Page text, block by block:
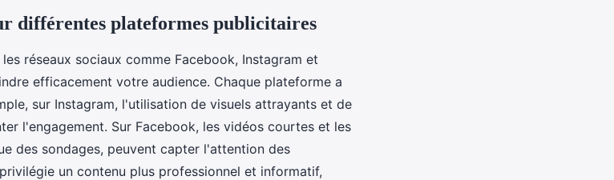
différentes plateformes publicitaires
les réseaux sociaux comme Facebook, Instagram et
efficacement votre audience. Chaque plateforme a
sur Instagram, l'utilisation de visuels attrayants et de
l'engagement. Sur Facebook, les vidéos courtes et les
des sondages, peuvent capter l'attention des
un contenu plus professionnel et informatif,